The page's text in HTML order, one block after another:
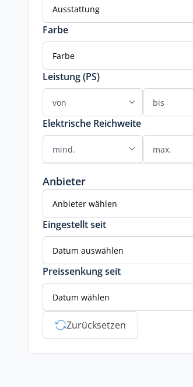
Ausstattung
Farbe
Farbe
Leistung (PS)
Elektrische Reichweite
Anbieter
Anbieter wählen
Eingestellt seit
Datum auswählen
Preissenkung seit
Datum wählen
Zurücksetzen